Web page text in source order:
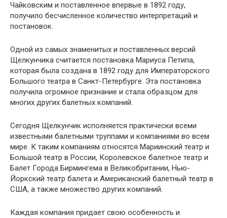
Чайковским и поставленное впервые в 1892 году,
получило бесчисленное количество интерпретаций и
постановок.
Одной из самых знаменитых и поставленных версий
Щелкунчика считается постановка Мариуса Петипа,
которая была создана в 1892 году для Императорского
Большого театра в Санкт-Петербурге. Эта постановка
получила огромное признание и стала образцом для
многих других балетных компаний.
Сегодня Щелкунчик исполняется практически всеми
известными балетными труппами и компаниями во всем
мире. К таким компаниям относятся Мариинский театр и
Большой театр в России, Королевское балетное театр и
Балет Города Бирмингема в Великобритании, Нью-
Йоркский театр балета и Американский балетный театр в
США, а также множество других компаний.
Каждая компания придает свою особенность и